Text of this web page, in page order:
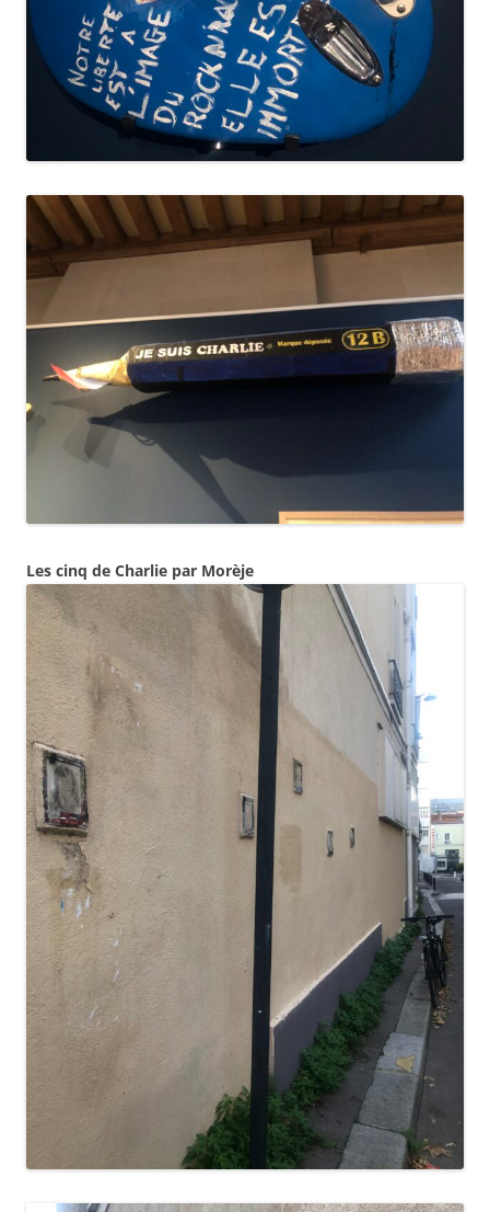
Les cinq de Charlie par Morèje